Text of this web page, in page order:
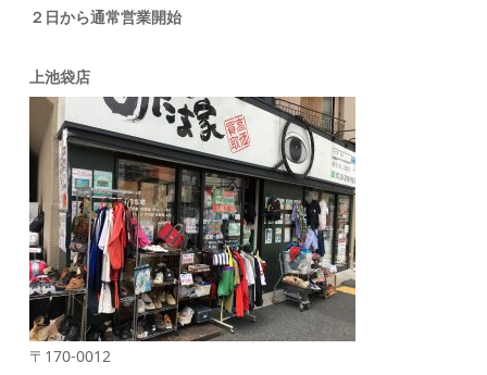
２日から通常営業開始
上池袋店
〒170-0012